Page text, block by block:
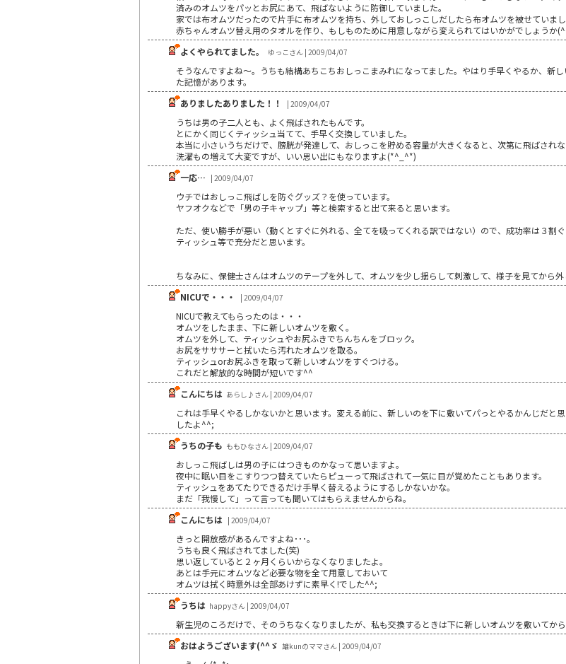
済みのオムツをパッとお尻にあて、飛ばないように防御していました。
家では布オムツだったので片手に布オムツを持ち、外しておしっこしだしたら布オムツを被せていまし
赤ちゃんオムツ替え用のタオルを作り、もしものために用意しながら変えられてはいかがでしょうか
よくやられてました。
ゆっこさん | 2009/04/07
そうなんですよね～。うちも結構あちこちおしっこまみれになってました。やはり手早くやるか、新
た記憶があります。
ありましたありました！！
| 2009/04/07
うちは男の子二人とも、よく飛ばされたもんです。
とにかく同じくティッシュ当てて、手早く交換していました。
本当に小さいうちだけで、膀胱が発達して、おしっこを貯める容量が大きくなると、次第に飛ばされな
洗濯もの増えて大変ですが、いい思い出にもなりますよ(*^_^*)
一応… | 2009/04/07
ウチではおしっこ飛ばしを防ぐグッズ？を使っています。
ヤフオクなどで「男の子キャップ」等と検索すると出て来ると思います。
ただ、使い勝手が悪い（動くとすぐに外れる、全てを吸ってくれる訳ではない）ので、成功率は３割
ティッシュ等で充分だと思います。
ちなみに、保健士さんはオムツのテープを外して、オムツを少し揺らして刺激して、様子を見てから外
NICUで・・・
| 2009/04/07
NICUで教えてもらったのは・・・
オムツをしたまま、下に新しいオムツを敷く。
オムツを外して、ティッシュやお尻ふきでちんちんをブロック。
お尻をサササーと拭いたら汚れたオムツを取る。
ティッシュorお尻ふきを取って新しいオムツをすぐつける。
これだと解放的な時間が短いです^^
こんにちは あらし♪さん | 2009/04/07
これは手早くやるしかないかと思います。変える前に、新しいのを下に敷いてパっとやるかんじだと
したよ^^;
うちの子も ももひなさん | 2009/04/07
おしっこ飛ばしは男の子にはつきものかなって思いますよ。
夜中に眠い目をこすりつつ替えていたらピューって飛ばされて一気に目が覚めたこともあります。
ティッシュをあてたりできるだけ手早く替えるようにするしかないかな。
まだ「我慢して」って言っても聞いてはもらえませんからね。
こんにちは | 2009/04/07
きっと開放感があるんですよね･･･。
うちも良く飛ばされてました(笑)
思い返していると２ヶ月くらいからなくなりましたよ。
あとは手元にオムツなど必要な物を全て用意しておいて
オムツは拭く時意外は全部あけずに素早く!でした^^;
うちは happyさん | 2009/04/07
新生児のころだけで、そのうちなくなりましたが、私も交換するときは下に新しいオムツを敷いてか
おはようございます(^^ゞ 雄kunのママさん | 2009/04/07